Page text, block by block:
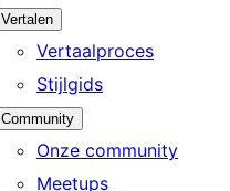
Vertalen
Vertaalproces
Stijlgids
Community
Onze community
Meetups